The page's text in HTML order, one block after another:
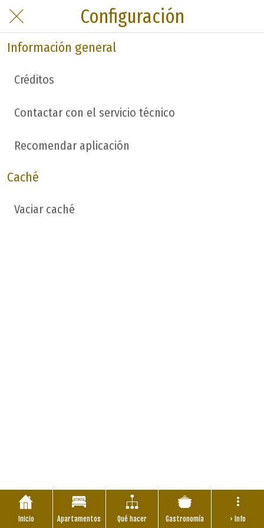
Configuración
Información general
Créditos
Contactar con el servicio técnico
Recomendar aplicación
Caché
Vaciar caché
Inicio Apartamentos Qué hacer Gastronomía › Info